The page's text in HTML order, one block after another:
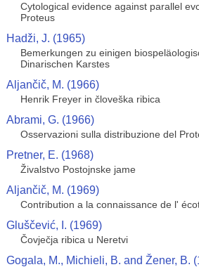
Cytological evidence against parallel
Proteus
Hadži, J. (1965)
Bemerkungen zu einigen
Dinarischen Karstes
Aljančič, M. (1966)
Henrik Freyer in človeška ribica
Abrami, G. (1966)
Osservazioni sulla distribuzione del
Pretner, E. (1968)
Živalstvo Postojnske jame
Aljančič, M. (1969)
Contribution a la connaissance de l'
Gluščević, I. (1969)
Čovječja ribica u Neretvi
Gogala, M., Michieli, B. and Žener, B.